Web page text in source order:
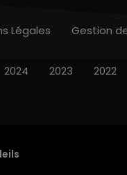
Légales Gestion
2024 2023 2022